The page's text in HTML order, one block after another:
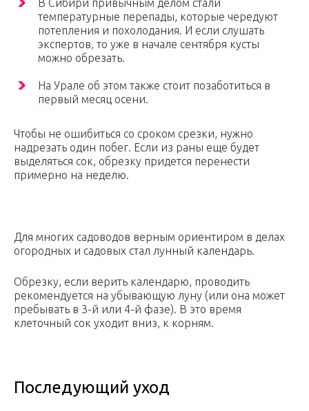
В Сибири привычным делом стали
температурные перепады, которые чередуют
потепления и похолодания. И если слушать
экспертов, то уже в начале сентября кусты
можно обрезать.
На Урале об этом также стоит позаботиться в
первый месяц осени.
Чтобы не ошибиться со сроком срезки, нужно
надрезать один побег. Если из раны еще будет
выделяться сок, обрезку придется перенести
примерно на неделю.
Для многих садоводов верным ориентиром в делах
огородных и садовых стал лунный календарь.
Обрезку, если верить календарю, проводить
рекомендуется на убывающую луну (или она может
пребывать в 3-й или 4-й фазе). В это время
клеточный сок уходит вниз, к корням.
Последующий уход